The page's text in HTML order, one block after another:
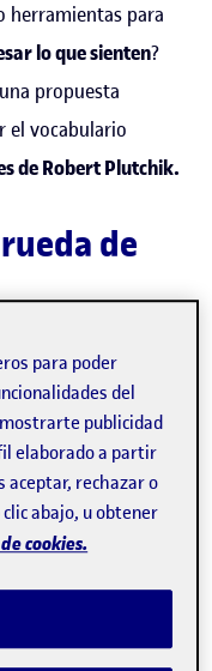
herramientas para
lo que sienten?
propuesta
el vocabulario
de Robert Plutchik.
de
y estudiar
por el psicólogo
enuna flor de
básicas:
aversión, ira
intensidad. Por eso,
para poder
del
publicidad
elaborado a partir
aceptar, rechazar o
abajo, u obtener
cookies.